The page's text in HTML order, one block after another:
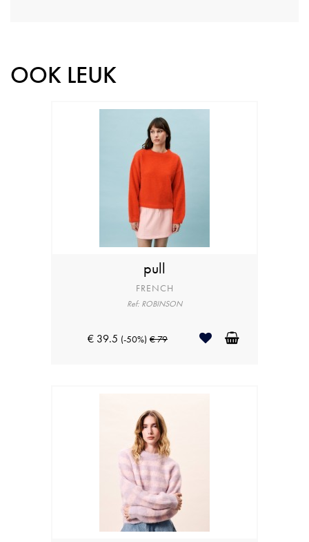
OOK LEUK
pull
FRENCH
Ref: ROBINSON
€ 39.5 (-50%) € 79